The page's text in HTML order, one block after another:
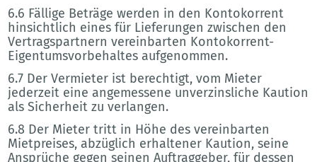
6.6 Fällige Beträge werden in den Kontokorrent
hinsichtlich eines für Lieferungen zwischen den
Vertragspartnern vereinbarten Kontokorrent-
Eigentumsvorbehaltes aufgenommen.
6.7 Der Vermieter ist berechtigt, vom Mieter
jederzeit eine angemessene unverzinsliche Kaution
als Sicherheit zu verlangen.
6.8 Der Mieter tritt in Höhe des vereinbarten
Mietpreises, abzüglich erhaltener Kaution, seine
Ansprüche gegen seinen Auftraggeber, für dessen